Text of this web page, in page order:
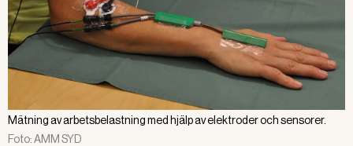
Mätning av arbetsbelastning med hjälp av elektroder och sensorer.
Foto:AMM SYD